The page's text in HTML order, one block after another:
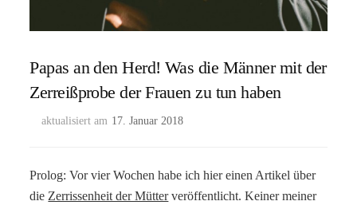
Papas an den Herd! Was die Männer mit der
Zerreißprobe der Frauen zu tun haben
aktualisiert am 17. Januar 2018
Prolog: Vor vier Wochen habe ich hier einen Artikel über
die Zerrissenheit der Mütterveröffentlicht. Keiner meiner